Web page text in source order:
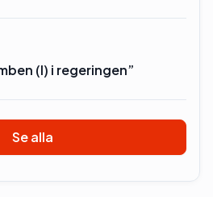
(l) i regeringen”
Se alla